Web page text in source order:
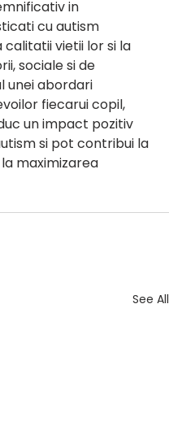
in
cu autism
vietii lor si la
sociale si de
unei abordari
fiecarui copil,
un impact pozitiv
si pot contribui la
maximizarea
See All